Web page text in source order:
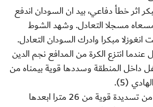
اثر خطأ دفاعي، بيد ان السودان اندفع
مسجلا التعادل. وشهد الشوط
مبكرا وادرك السودان التعادل.
انتزع الكرة من المدافع نجم الدين
داخل المنطقة وسددها قوية بيمناه من
وكاد مهند الطاهر يدرك التعادل من تسديدة قوية من 26 مترا ابعدها